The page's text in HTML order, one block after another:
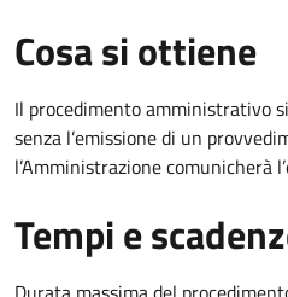
Cosa si ottiene
Il procedimento amministrativo
senza l’emissione di un
l’Amministrazione comunicherà
Tempi e